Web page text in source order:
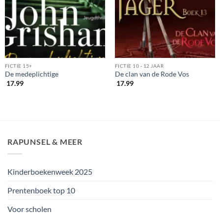
FICTIE 15+
De medeplichtige
17.99
FICTIE 10 - 12 JAAR
De clan van de Rode Vos
17.99
RAPUNSEL & MEER
Kinderboekenweek 2025
Prentenboek top 10
Voor scholen